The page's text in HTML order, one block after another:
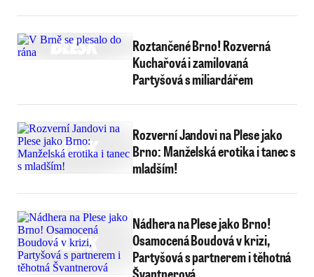
Roztančené Brno! Rozverná
Kuchařová i zamilovaná
Partyšová s miliardářem
Rozverní Jandovi na Plese jako
Brno: Manželská erotika i tanec s
mladším!
Nádhera na Plese jako Brno!
Osamocená Boudová v krizi,
Partyšová s partnerem i těhotná